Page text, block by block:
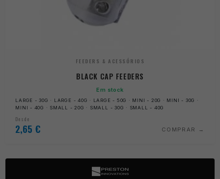
FEEDERS & ACESSÓRIOS
BLACK CAP FEEDERS
Em stock
LARGE - 30G · LARGE - 40G · LARGE - 50G · MINI - 20G · MINI - 30G ·
MINI - 40G · SMALL - 20G · SMALL - 30G · SMALL - 40G
Desde
2,65 € COMPRAR